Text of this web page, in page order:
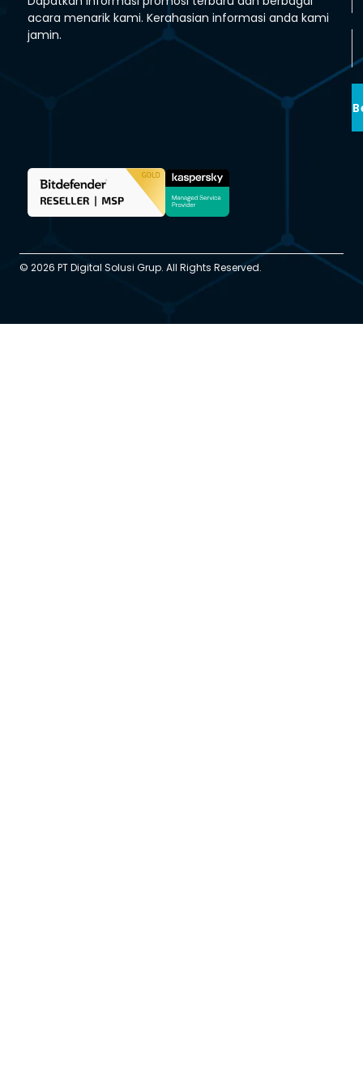
acara menarik kami. Kerahasian informasi anda kami
jamin.
© 2026 PT Digital Solusi Grup. All Rights Reserved.